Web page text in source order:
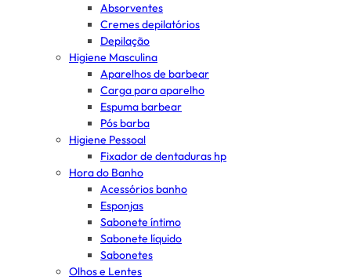
Absorventes
Cremes depilatórios
Depilação
Higiene Masculina
Aparelhos de barbear
Carga para aparelho
Espuma barbear
Pós barba
Higiene Pessoal
Fixador de dentaduras hp
Hora do Banho
Acessórios banho
Esponjas
Sabonete íntimo
Sabonete líquido
Sabonetes
Olhos e Lentes